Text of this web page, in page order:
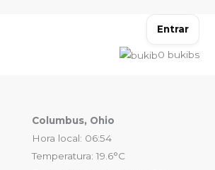
Entrar
0 bukibs
Columbus, Ohio
Hora local: 06:54
Temperatura: 19.6°C